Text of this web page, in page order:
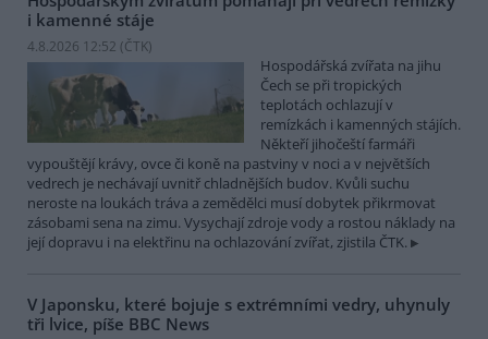
i kamenné stáje
4.8.2026 12:52 (ČTK)
Hospodářská zvířata na jihu
Čech se při tropických
teplotách ochlazují v
remízkách i kamenných stájích.
Někteří jihočeští farmáři
vypouštějí krávy, ovce či koně na pastviny v noci a v největších
vedrech je nechávají uvnitř chladnějších budov. Kvůli suchu
neroste na loukách tráva a zemědělci musí dobytek přikrmovat
zásobami sena na zimu. Vysychají zdroje vody a rostou náklady na
její dopravu i na elektřinu na ochlazování zvířat, zjistila ČTK.
V Japonsku, které bojuje s extrémními vedry, uhynuly
tři lvice, píše BBC News